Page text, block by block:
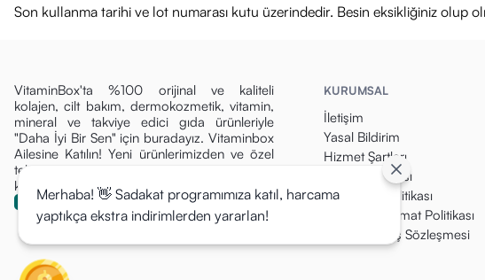
Son kullanma tarihi ve lot numarası kutu üzerindedir. Besin eksikliğiniz olup
VitaminBox'ta %100 orijinal ve kaliteli
kolajen, cilt bakım, dermokozmetik, vitamin,
mineral ve takviye edici gıda ürünleriyle
"Daha İyi Bir Sen" için buradayız. Vitaminbox
Ailesine Katılın! Yeni ürünlerimizden ve özel
tekliflerden ilk siz haberdar olun, fırsatları
kaçırmayın!
KURUMSAL
İletişim
Yasal Bildirim
Hizmet Şartları
Gizlilik Politikası
Para İade Politikası
Kargo & Teslimat Politikası
Mesafeli Satış Sözleşmesi
Merhaba! 👋 Sadakat programımıza katıl, harcama
yaptıkça ekstra indirimlerden yararlan!